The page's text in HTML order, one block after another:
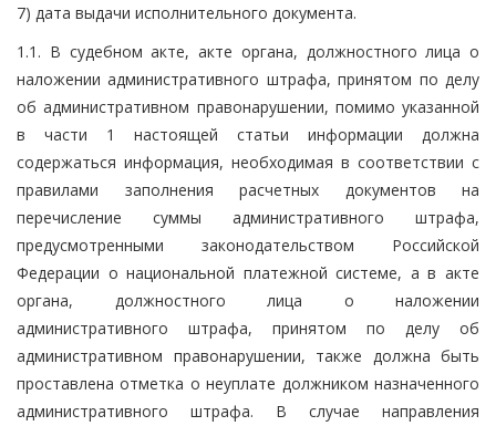
7) дата выдачи исполнительного документа.
1.1. В судебном акте, акте органа, должностного лица о
наложении административного штрафа, принятом по делу
об административном правонарушении, помимо указанной
в части 1 настоящей статьи информации должна
содержаться информация, необходимая в соответствии с
правилами заполнения расчетных документов на
перечисление суммы административного штрафа,
предусмотренными законодательством Российской
Федерации о национальной платежной системе, а в акте
органа, должностного лица о наложении
административного штрафа, принятом по делу об
административном правонарушении, также должна быть
проставлена отметка о неуплате должником назначенного
административного штрафа. В случае направления